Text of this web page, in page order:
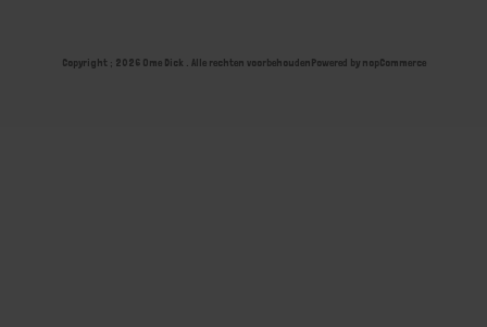
Copyright ; 2026 Ome Dick . Alle rechten voorbehoudenPowered by nopCommerce